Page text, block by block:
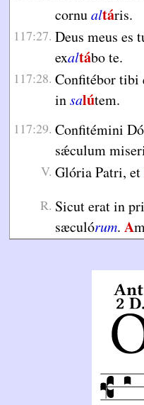
cornualtáris.
117:27. Deus meus es
exaltábo te.
117:28. Confitébor tibi
insalútem.
117:29. Confitémini
sǽculum
V. Glória Patri, et
R. Sicut erat in
sæculórum. A